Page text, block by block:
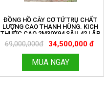
ĐỒNG HỒ CÂY CƠ TỨ TRỤ CHẤT
LƯỢNG CAO THANH HÙNG. KICH
THƯỚC CAO 2M30X94 SÂU 42 LẮP
MÁY CƠ ĐỨC 8G8B KÍNH LỒI . LH
096.188.2921
69,000,000đ 34,500,000 đ
MUA NGAY